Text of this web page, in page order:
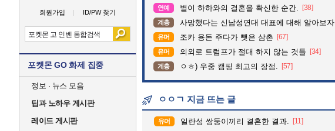
회원가입 ID/PW 찾기
포켓몬 GO 화제 집중
정보 · 뉴스 모음
팁과 노하우 게시판
레이드 게시판
연예 별이 하하와의 결혼을 확신한 순간. [38]
계층 사망했다는 신남성연대 대표에 대해 알아보자
유머 조카 용돈 주다가 뺏은 삼촌 [67]
유머 의외로 트럼프가 절대 하지 않는 것들 [34]
계층 ㅇㅎ) 우중 캠핑 최고의 장점. [57]
ㅇㅇㄱ 지금 뜨는 글
유머 일란성 쌍둥이끼리 결혼한 결과. [11]